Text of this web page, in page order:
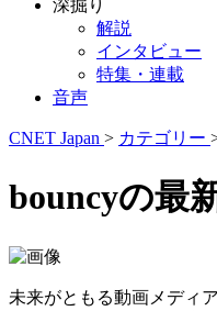
深掘り
解説
インタビュー
特集・連載
音声
CNET Japan > カテゴリー
bouncyの最
未来がともる動画メディ